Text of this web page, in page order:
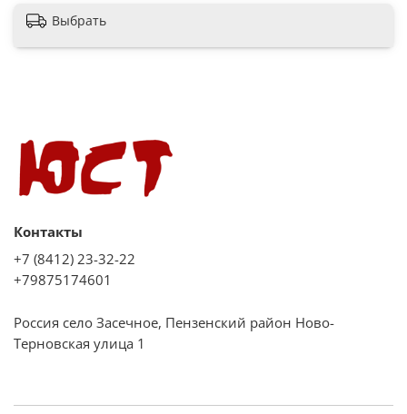
Выбрать
Контакты
+7 (8412) 23-32-22
+79875174601
Россия село Засечное, Пензенский район Ново-
Терновская улица 1